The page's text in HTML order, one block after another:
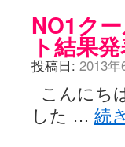
NO1ク
ト結果
投稿日: 2013年
こんにち
した … 続